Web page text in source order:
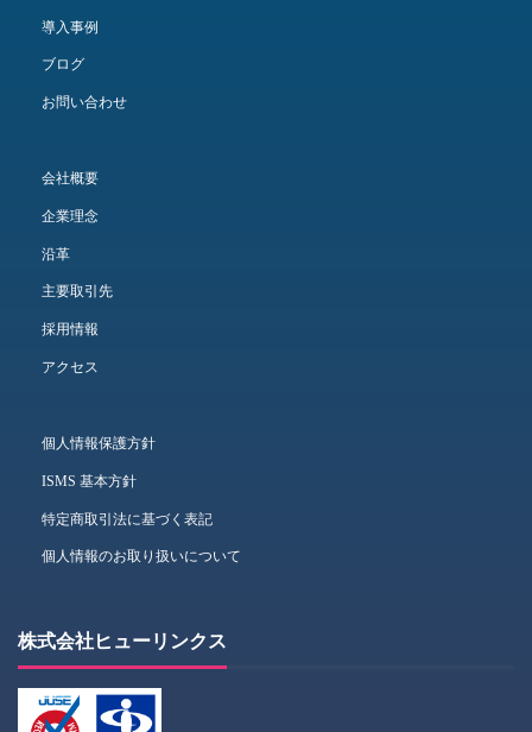
導入事例
ブログ
お問い合わせ
会社概要
企業理念
沿革
主要取引先
採用情報
アクセス
個人情報保護方針
ISMS 基本方針
特定商取引法に基づく表記
個人情報のお取り扱いについて
株式会社ヒューリンクス